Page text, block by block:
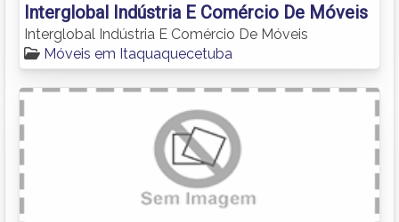
Interglobal Indústria E Comércio De Móveis
Interglobal Indústria E Comércio De Móveis
Móveis em Itaquaquecetuba